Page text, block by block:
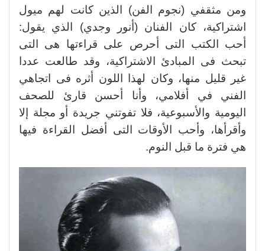
ومن مثقفي (نجوم الفن) الذين كانت لهم ميول
اشتراكية، كان الفنان (أنور وجدي) الذي يقول:
أحب الكتب التى أحرص على قراءتها هى التى
تبحث فى المبادئ الاشتراكية، وقد طالعت عددا
غير قليل منها، وكان لهذا اللون أثره فى اتجاهي
الفني في أفلامي، وأنا أحسن قارئ للصحف
اليومية والأسبوعية، فلا تفوتني جريدة أو مجلة إلا
وأقرأها، وأحب الأوقات التى أفضل القراءة فيها
هي فترة ما قبل النوم.